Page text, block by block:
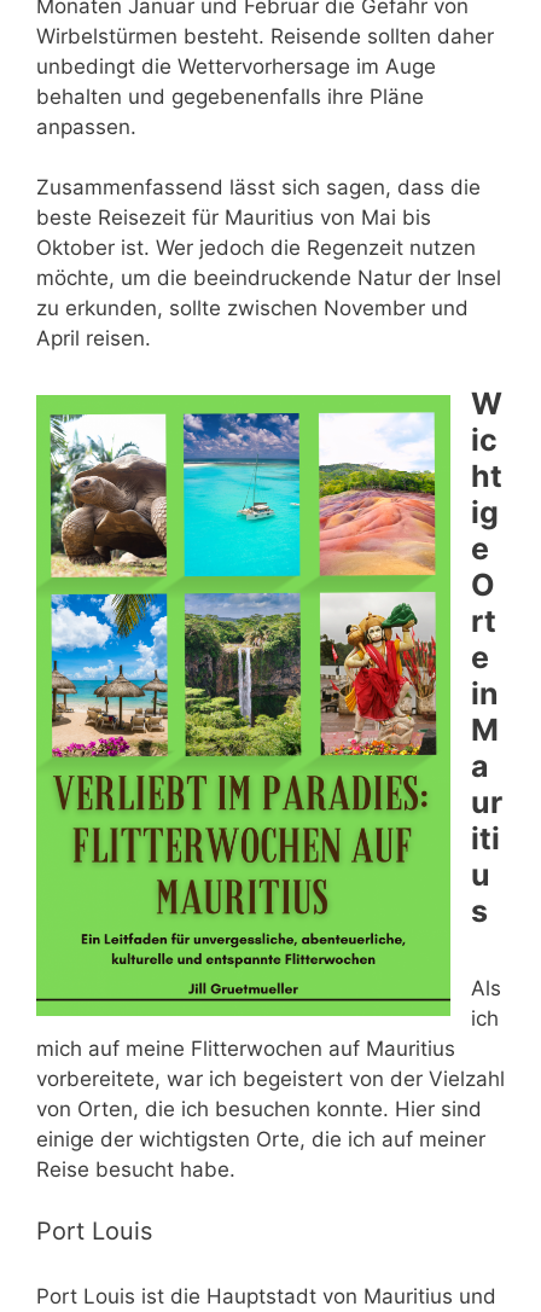
Monaten Januar und Februar die Gefahr von
Wirbelstürmen besteht. Reisende sollten daher
unbedingt die Wettervorhersage im Auge
behalten und gegebenenfalls ihre Pläne
anpassen.
Zusammenfassend lässt sich sagen, dass die
beste Reisezeit für Mauritius von Mai bis
Oktober ist. Wer jedoch die Regenzeit nutzen
möchte, um die beeindruckende Natur der Insel
zu erkunden, sollte zwischen November und
April reisen.
W
ic
ht
ig
e
O
rt
e
in
M
a
ur
iti
u
s
Als
ich
mich auf meine Flitterwochen auf Mauritius
vorbereitete, war ich begeistert von der Vielzahl
von Orten, die ich besuchen konnte. Hier sind
einige der wichtigsten Orte, die ich auf meiner
Reise besucht habe.
Port Louis
Port Louis ist die Hauptstadt von Mauritius und